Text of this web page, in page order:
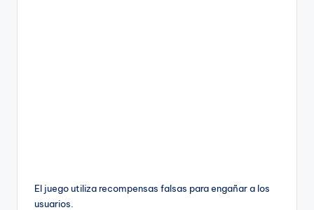
El juego utiliza recompensas falsas para engañar a los
usuarios.